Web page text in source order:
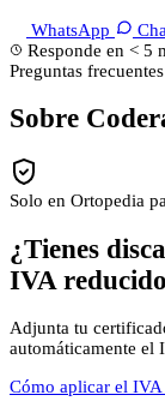
WhatsApp
Responde en < 5
Preguntas frecuentes
Sobre
Solo en Ortopedia
¿Tienes
IVA
Adjunta tu
automáticamente el
Cómo aplicar el IVA